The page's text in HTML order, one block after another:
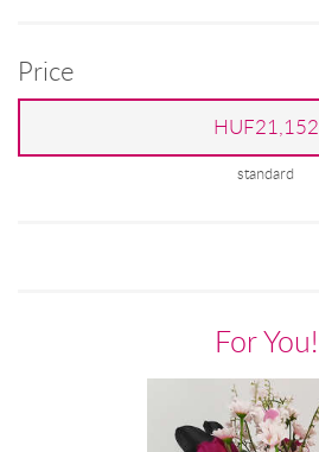
Price
HUF21,152
standard
For You!